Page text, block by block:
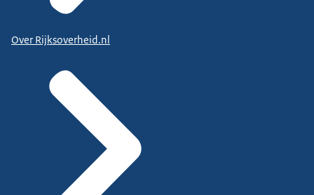
Over Rijksoverheid.nl